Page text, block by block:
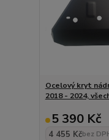
Ocelový kryt
2018 - 2024,
5 390 Kč
4 455 Kčbez